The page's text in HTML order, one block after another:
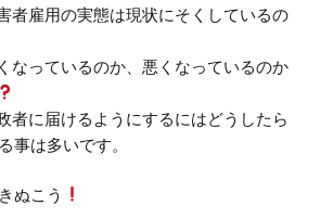
者雇用の実態は現状にそくしているの
なっているのか、悪くなっているのか
者に届けるようにするにはどうしたら
事は多いです。
ぬこう